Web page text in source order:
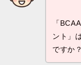
「
ント」
ですか？